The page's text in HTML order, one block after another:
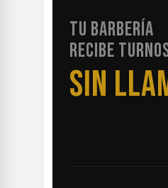
TU BARBERÍA
RECIBE
SIN